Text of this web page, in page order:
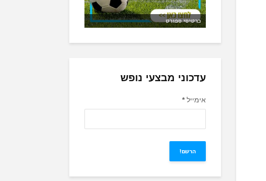
כרטיסי ספורט
עדכוני מבצעי נופש
אימייל*